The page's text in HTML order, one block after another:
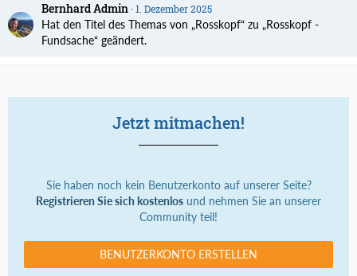
Bernhard Admin 1. Dezember 2025
Hat den Titel des Themas von „Rosskopf“ zu „Rosskopf -
Fundsache“ geändert.
Jetzt mitmachen!
Sie haben noch kein Benutzerkonto auf unserer Seite?
Registrieren Sie sich kostenlos und nehmen Sie an unserer
Community teil!
BENUTZERKONTO ERSTELLEN